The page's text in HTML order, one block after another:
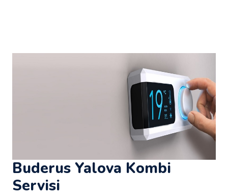
Buderus Yalova Kombi
Servisi